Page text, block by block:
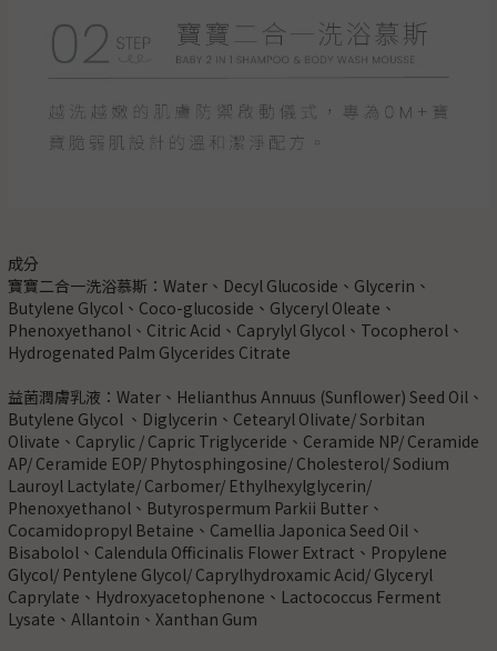
成分
寶寶二合一洗浴慕斯：Water、Decyl Glucoside、Glycerin、
Butylene Glycol、Coco-glucoside、Glyceryl Oleate、
Phenoxyethanol、Citric Acid、Caprylyl Glycol、Tocopherol、
Hydrogenated Palm Glycerides Citrate
益菌潤膚乳液：Water、Helianthus Annuus (Sunflower) Seed Oil、
Butylene Glycol 、Diglycerin、Cetearyl Olivate/ Sorbitan
Olivate、Caprylic / Capric Triglyceride、Ceramide NP/ Ceramide
AP/ Ceramide EOP/ Phytosphingosine/ Cholesterol/ Sodium
Lauroyl Lactylate/ Carbomer/ Ethylhexylglycerin/
Phenoxyethanol、Butyrospermum Parkii Butter、
Cocamidopropyl Betaine、Camellia Japonica Seed Oil、
Bisabolol、Calendula Officinalis Flower Extract、Propylene
Glycol/ Pentylene Glycol/ Caprylhydroxamic Acid/ Glyceryl
Caprylate、Hydroxyacetophenone、Lactococcus Ferment
Lysate、Allantoin、Xanthan Gum